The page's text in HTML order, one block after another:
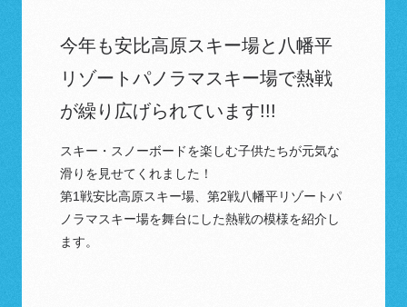
今年も安比高原スキー場と八幡平
リゾートパノラマスキー場で熱戦
が繰り広げられています!!!
スキー・スノーボードを楽しむ子供たちが元気な
滑りを見せてくれました！
第1戦安比高原スキー場、第2戦八幡平リゾートパ
ノラマスキー場を舞台にした熱戦の模様を紹介し
ます。